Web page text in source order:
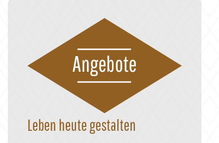
Angebote
Leben heute gestalten